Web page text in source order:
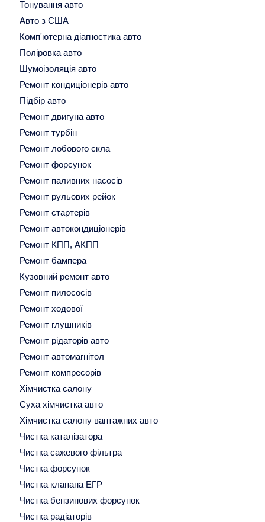
Тонування авто
Авто з США
Комп'ютерна діагностика авто
Поліровка авто
Шумоізоляція авто
Ремонт кондиціонерів авто
Підбір авто
Ремонт двигуна авто
Ремонт турбін
Ремонт лобового скла
Ремонт форсунок
Ремонт паливних насосів
Ремонт рульових рейок
Ремонт стартерів
Ремонт автокондиціонерів
Ремонт КПП, АКПП
Ремонт бампера
Кузовний ремонт авто
Ремонт пилососів
Ремонт ходової
Ремонт глушників
Ремонт рідаторів авто
Ремонт автомагнітол
Ремонт компресорів
Хімчистка салону
Суха хімчистка авто
Хімчистка салону вантажних авто
Чистка каталізатора
Чистка сажевого фільтра
Чистка форсунок
Чистка клапана ЕГР
Чистка бензинових форсунок
Чистка радіаторів